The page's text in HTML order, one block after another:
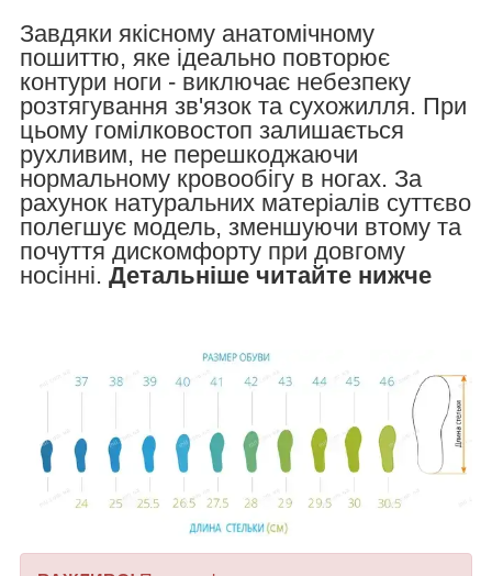
Завдяки якісному анатомічному
пошиттю, яке ідеально повторює
контури ноги - виключає небезпеку
розтягування зв'язок та сухожилля. При
цьому гомілковостоп залишається
рухливим, не перешкоджаючи
нормальному кровообігу в ногах. За
рахунок натуральних матеріалів суттєво
полегшує модель, зменшуючи втому та
почуття дискомфорту при довгому
носінні. Детальніше читайте нижче